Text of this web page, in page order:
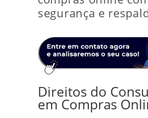
segurança e
Direitos do
em Compras